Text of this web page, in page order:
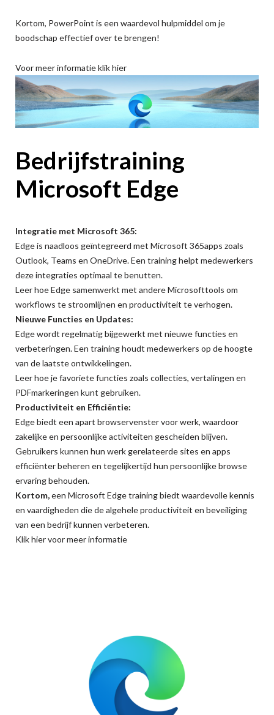
Kortom, PowerPoint is een waardevol hulpmiddel om je
boodschap effectief over te brengen!
Voor meer informatie klik hier
Bedrijfstraining
Microsoft Edge
Integratie met Microsoft 365:
Edge is naadloos geïntegreerd met Microsoft 365apps zoals
Outlook, Teams en OneDrive. Een training helpt medewerkers
deze integraties optimaal te benutten.
Leer hoe Edge samenwerkt met andere Microsofttools om
workflows te stroomlijnen en productiviteit te verhogen.
Nieuwe Functies en Updates:
Edge wordt regelmatig bijgewerkt met nieuwe functies en
verbeteringen. Een training houdt medewerkers op de hoogte
van de laatste ontwikkelingen.
Leer hoe je favoriete functies zoals collecties, vertalingen en
PDFmarkeringen kunt gebruiken.
Productiviteit en Efficiëntie:
Edge biedt een apart browservenster voor werk, waardoor
zakelijke en persoonlijke activiteiten gescheiden blijven.
Gebruikers kunnen hun werk gerelateerde sites en apps
efficiënter beheren en tegelijkertijd hun persoonlijke browse
ervaring behouden.
Kortom,een Microsoft Edge training biedt waardevolle kennis
en vaardigheden die de algehele productiviteit en beveiliging
van een bedrijf kunnen verbeteren.
Klik hier voor meer informatie